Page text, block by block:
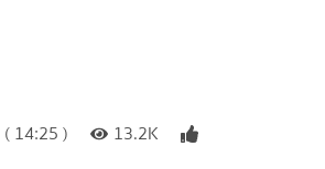
14:25 )
13.2K